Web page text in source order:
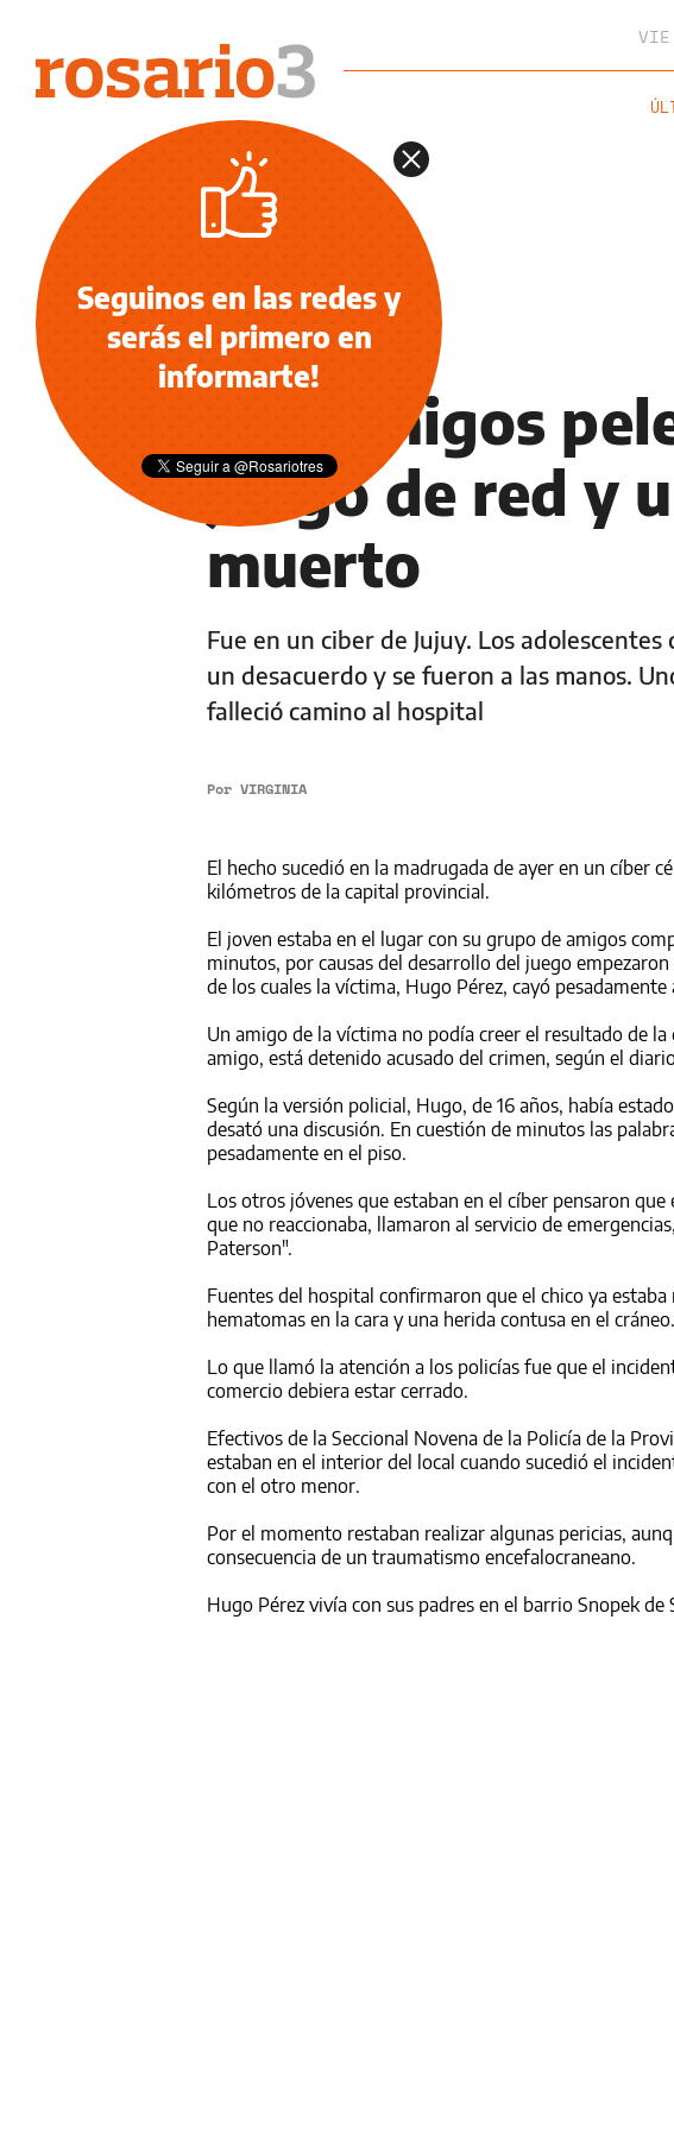
VIE
NOTICIAS
Dos amigos
juego de red y
muerto
Fue en un ciber de Jujuy. Los
un desacuerdo y se fueron a las manos.
falleció camino al hospital
Por VIRGINIA
El hecho sucedió en la madrugada de ayer en un cíber
kilómetros de la capital provincial.
El joven estaba en el lugar con su grupo de amigos
minutos, por causas del desarrollo del juego
de los cuales la víctima, Hugo Pérez, cayó
Un amigo de la víctima no podía creer el resultado de
amigo, está detenido acusado del crimen, según el
Según la versión policial, Hugo, de 16 años, había
desató una discusión. En cuestión de minutos las
pesadamente en el piso.
Los otros jóvenes que estaban en el cíber pensaron
que no reaccionaba, llamaron al servicio de
Paterson".
Fuentes del hospital confirmaron que el chico ya
hematomas en la cara y una herida contusa en el cráneo.
Lo que llamó la atención a los policías fue que el
comercio debiera estar cerrado.
Efectivos de la Seccional Novena de la Policía de la
estaban en el interior del local cuando sucedió el
con el otro menor.
Por el momento restaban realizar algunas pericias,
consecuencia de un traumatismo encefalocraneano.
Hugo Pérez vivía con sus padres en el barrio Snopek de
Seguinos en las redes y
serás el primero en
informarte!